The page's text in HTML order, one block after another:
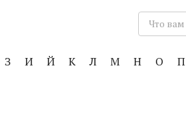
Поиск:
З И Й К Л М Н О П